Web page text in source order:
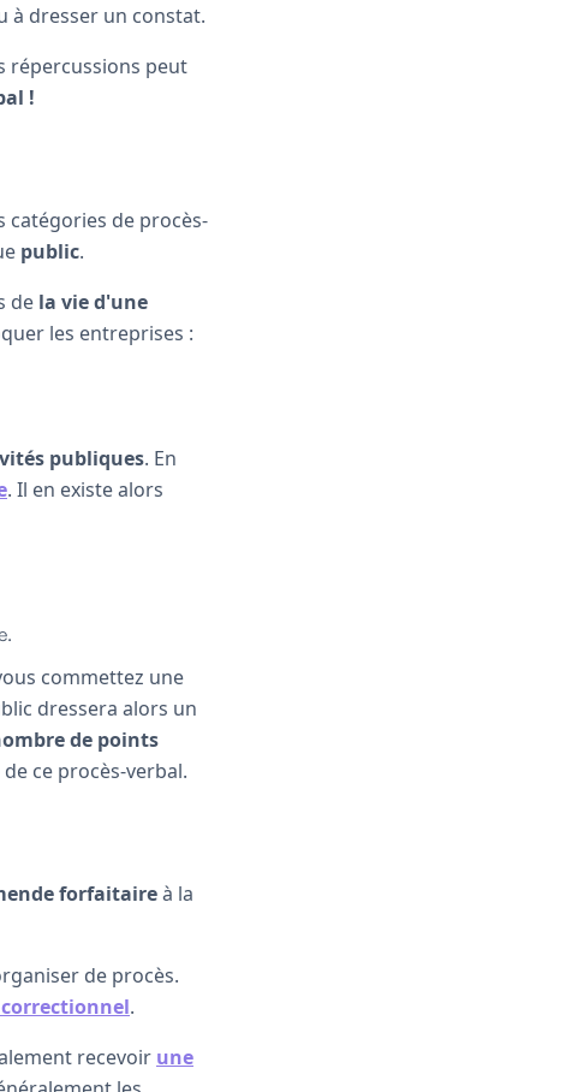
à dresser un constat.
répercussions peut
!
catégories de procès-
public.
de la vie d'une
les entreprises :
publiques. En
. Il en existe alors
commettez une
dressera alors un
de points
ce procès-verbal.
forfaitaireà la
de procès.
.
recevoir une